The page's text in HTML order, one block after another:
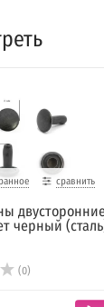
сравнить
черный
(0)